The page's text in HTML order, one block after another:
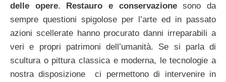
delle opere. Restauro e conservazionesono da
sempre questioni spigolose per l’arte ed in passato
azioni scellerate hanno procurato danni irreparabili a
veri e propri patrimoni dell’umanità. Se si parla di
scultura o pittura classica e moderna, le tecnologie a
nostra disposizione ci permettono di intervenire in